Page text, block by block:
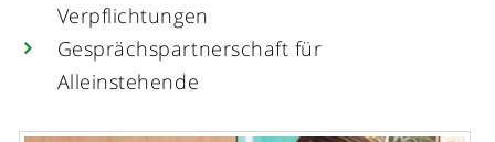
Verpflichtungen
Gesprächspartnerschaft für
Alleinstehende